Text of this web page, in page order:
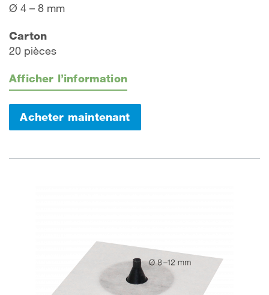
Ø 4 – 8 mm
Carton
20 pièces
Afficher l’information
Acheter maintenant